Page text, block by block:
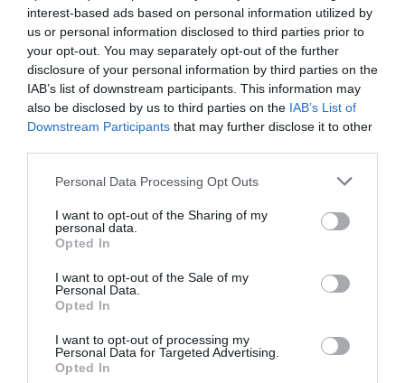
interest-based ads based on personal information utilized by
us or personal information disclosed to third parties prior to
your opt-out. You may separately opt-out of the further
disclosure of your personal information by third parties on the
IAB’s list of downstream participants. This information may
also be disclosed by us to third parties on the IAB’s List of
Downstream Participants that may further disclose it to other
Personal Data Processing Opt Outs
I want to opt-out of the Sharing of my
personal data.
Opted In
I want to opt-out of the Sale of my
Personal Data.
Opted In
I want to opt-out of processing my
Personal Data for Targeted Advertising.
Opted In